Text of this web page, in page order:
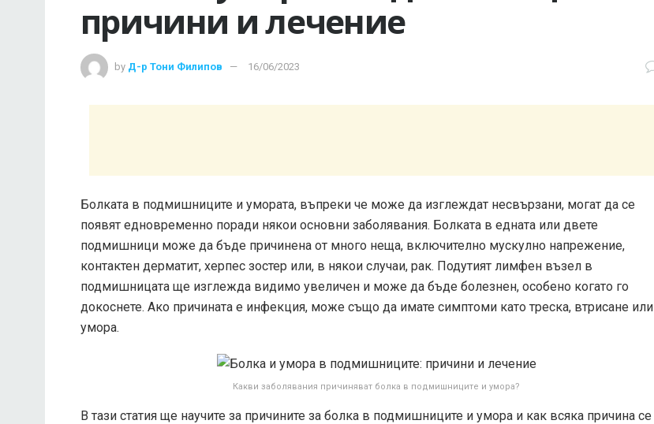
причини и лечение
by Д-р Тони Филипов 16/06/2023
Болката в подмишниците и умората, въпреки че може да изглеждат несвързани, могат да се
появят едновременно поради някои основни заболявания. Болката в едната или двете
подмишници може да бъде причинена от много неща, включително мускулно напрежение,
контактен дерматит, херпес зостер или, в някои случаи, рак. Подутият лимфен възел в
подмишницата ще изглежда видимо увеличен и може да бъде болезнен, особено когато го
докоснете. Ако причината е инфекция, може също да имате симптоми като треска, втрисане или
умора.
Какви заболявания причиняват болка в подмишниците и умора?
В тази статия ще научите за причините за болка в подмишниците и умора и как всяка причина се